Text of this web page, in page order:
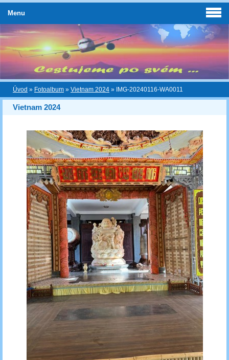
Úvod » Fotoalbum » Vietnam 2024 » IMG-20240116-WA0011
Vietnam 2024
Menu